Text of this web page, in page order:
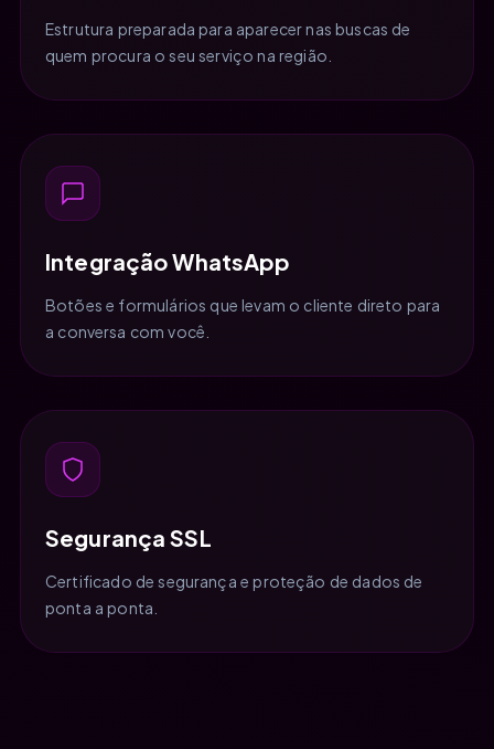
Estrutura preparada para aparecer nas buscas de
quem procura o seu serviço na região.
Integração WhatsApp
Botões e formulários que levam o cliente direto para
a conversa com você.
Segurança SSL
Certificado de segurança e proteção de dados de
ponta a ponta.